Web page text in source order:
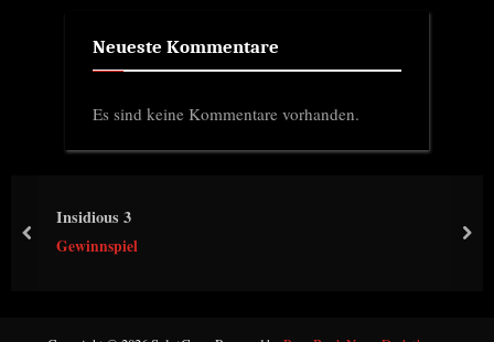
Neueste Kommentare
Es sind keine Kommentare vorhanden.
Insidious 3
Gewinnspiel
prev